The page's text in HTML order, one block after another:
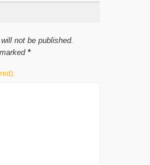
not be published.
*